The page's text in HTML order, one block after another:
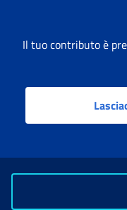
Il tuo contributo è